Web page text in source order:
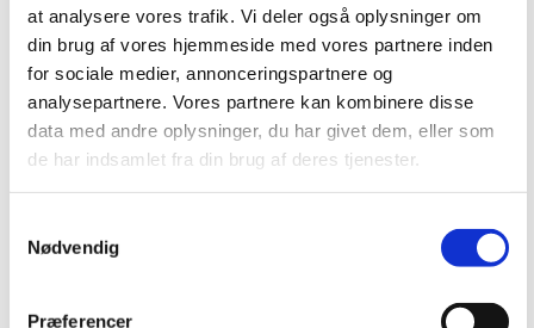
at analysere vores trafik. Vi deler også oplysninger om
din brug af vores hjemmeside med vores partnere inden
for sociale medier, annonceringspartnere og
analysepartnere. Vores partnere kan kombinere disse
data med andre oplysninger, du har givet dem, eller som
de har indsamlet fra din brug af deres tjenester.
Nødvendig
Præferencer
Nyheder